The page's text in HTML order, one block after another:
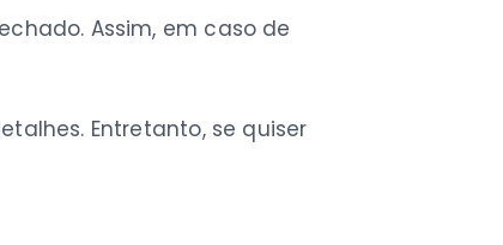
Assim, em caso de
Entretanto, se quiser